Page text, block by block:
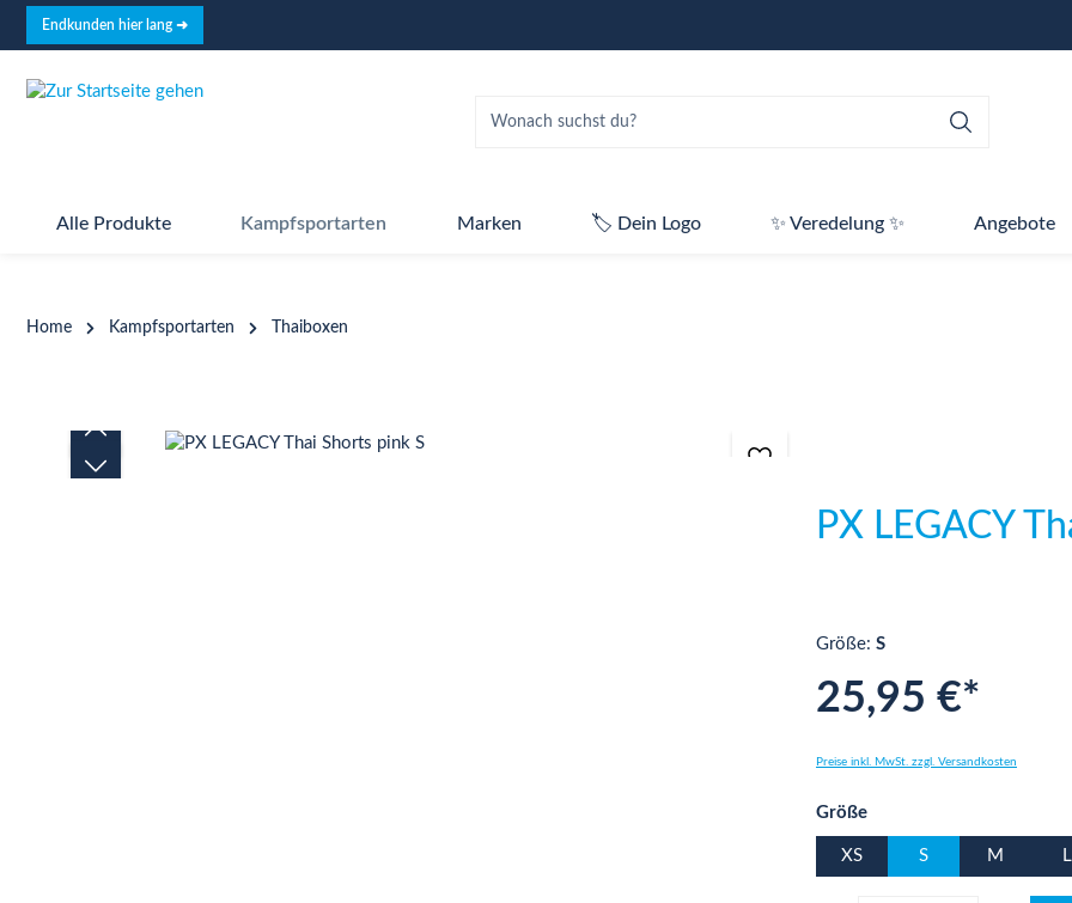
Zur Hauptnavigation springen
Endkunden hier lang ➜
Alle Produkte Kampfsportarten Marken 🏷️ Dein Logo ✨ Veredelung ✨ Angebote
Home Kampfsportarten Thaiboxen
Bildergalerie überspringen
PX LEGACY
Größe: S
25,95 €*
Preise inkl. MwSt. zzgl. Versandkosten
Größeauswählen
XS S M L